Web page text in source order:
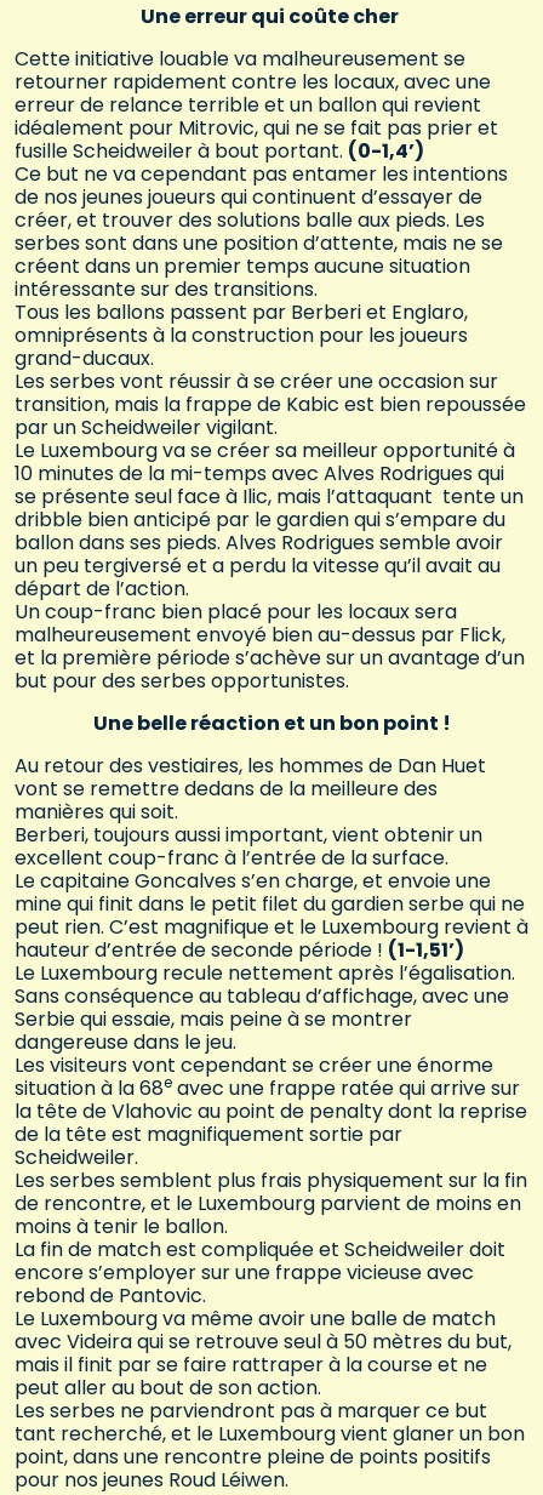
Une erreur qui coûte cher
Cette initiative louable va malheureusement se
retourner rapidement contre les locaux, avec une
erreur de relance terrible et un ballon qui revient
idéalement pour Mitrovic, qui ne se fait pas prier et
fusille Scheidweiler à bout portant. (0-1,4’)
Ce but ne va cependant pas entamer les intentions
de nos jeunes joueurs qui continuent d’essayer de
créer, et trouver des solutions balle aux pieds. Les
serbes sont dans une position d’attente, mais ne se
créent dans un premier temps aucune situation
intéressante sur des transitions.
Tous les ballons passent par Berberi et Englaro,
omniprésents à la construction pour les joueurs
grand-ducaux.
Les serbes vont réussir à se créer une occasion sur
transition, mais la frappe de Kabic est bien repoussée
par un Scheidweiler vigilant.
Le Luxembourg va se créer sa meilleur opportunité à
10 minutes de la mi-temps avec Alves Rodrigues qui
se présente seul face à Ilic, mais l’attaquant tente un
dribble bien anticipé par le gardien qui s’empare du
ballon dans ses pieds. Alves Rodrigues semble avoir
un peu tergiversé et a perdu la vitesse qu’il avait au
départ de l’action.
Un coup-franc bien placé pour les locaux sera
malheureusement envoyé bien au-dessus par Flick,
et la première période s’achève sur un avantage d’un
but pour des serbes opportunistes.
Une belle réaction et un bon point !
Au retour des vestiaires, les hommes de Dan Huet
vont se remettre dedans de la meilleure des
manières qui soit.
Berberi, toujours aussi important, vient obtenir un
excellent coup-franc à l’entrée de la surface.
Le capitaine Goncalves s’en charge, et envoie une
mine qui finit dans le petit filet du gardien serbe qui ne
peut rien. C’est magnifique et le Luxembourg revient à
hauteur d’entrée de seconde période ! (1-1,51’)
Le Luxembourg recule nettement après l’égalisation.
Sans conséquence au tableau d’affichage, avec une
Serbie qui essaie, mais peine à se montrer
dangereuse dans le jeu.
Les visiteurs vont cependant se créer une énorme
situation à la 68e avec une frappe ratée qui arrive sur
la tête de Vlahovic au point de penalty dont la reprise
de la tête est magnifiquement sortie par
Scheidweiler.
Les serbes semblent plus frais physiquement sur la fin
de rencontre, et le Luxembourg parvient de moins en
moins à tenir le ballon.
La fin de match est compliquée et Scheidweiler doit
encore s’employer sur une frappe vicieuse avec
rebond de Pantovic.
Le Luxembourg va même avoir une balle de match
avec Videira qui se retrouve seul à 50 mètres du but,
mais il finit par se faire rattraper à la course et ne
peut aller au bout de son action.
Les serbes ne parviendront pas à marquer ce but
tant recherché, et le Luxembourg vient glaner un bon
point, dans une rencontre pleine de points positifs
pour nos jeunes Roud Léiwen.